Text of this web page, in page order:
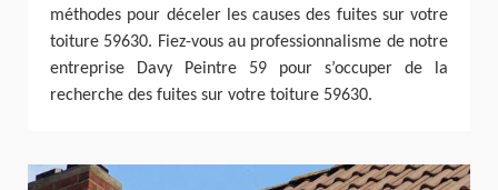
méthodes pour déceler les causes des fuites sur votre
toiture 59630. Fiez-vous au professionnalisme de notre
entreprise Davy Peintre 59 pour s’occuper de la
recherche des fuites sur votre toiture 59630.